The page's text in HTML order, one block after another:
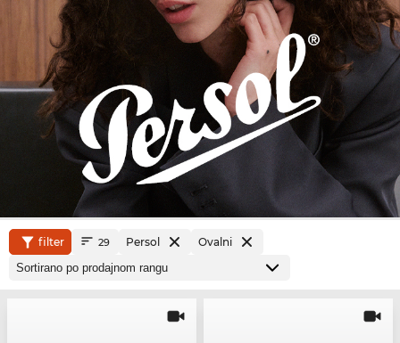
filter 29 Persol Ovalni